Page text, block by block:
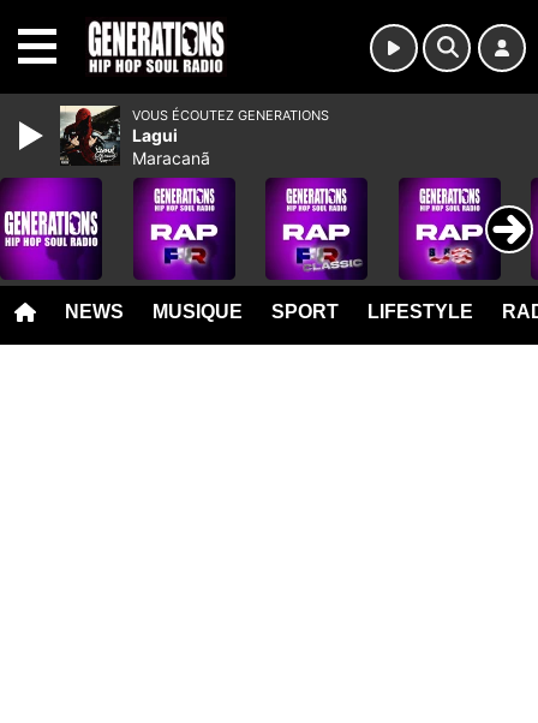
NEWS MUSIQUE SPORT LIFESTYLE
VOUS ÉCOUTEZ GENERATIONS
Lagui
Maracanã